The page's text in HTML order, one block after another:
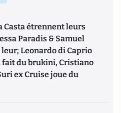
Casta étrennent leurs
Paradis & Samuel
Leonardo di Caprio
fait du brukini, Cristiano
ex Cruise joue du